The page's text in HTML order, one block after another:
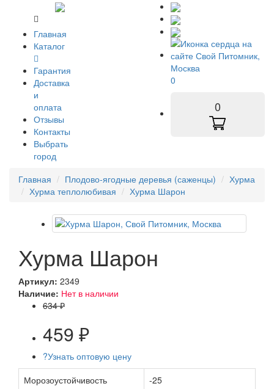
Главная
Каталог
Гарантия
Доставка
и
оплата
Отзывы
Контакты
Выбрать
город
0
0
Главная Плодово-ягодные деревья (саженцы)
Хурма
Хурма теплолюбивая
Хурма Шарон
Хурма Шарон
Артикул: 2349
Наличие: Нет в наличии
634 ₽
459 ₽
?Узнать оптовую цену
Морозоустойчивость
-25